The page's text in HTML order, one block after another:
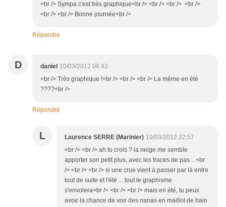
<br /> Sympa c'est très graphique<br /> <br /> <br /> <br />
<br /> <br /> Bonne journée<br />
Répondre
D daniel 10/03/2012 06:43
<br /> Très graphique !<br /> <br /> <br /> La même en été
????<br />
Répondre
L Laurence SERRE (Marinier) 10/03/2012 22:57
<br /> <br /> ah tu crois ? la neige me semble
apporter son petit plus, avec les traces de pas ...<br
/> <br /> <br /> si une crue vient à passer par là entre
tout de suite et l'été ... tout le graphisme
s'envolera<br /> <br /> <br /> mais en été, tu peux
avoir la chance de voir des nanas en maillot de bain